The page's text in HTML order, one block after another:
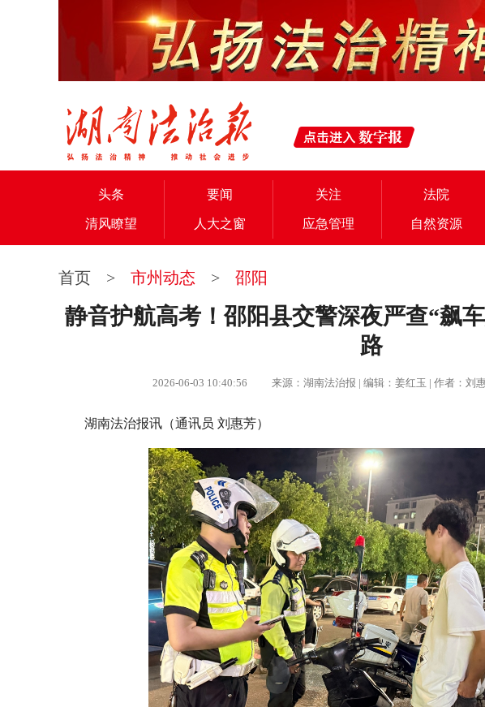
头条 要闻 关注 法院
清风瞭望 人大之窗 应急管理 自然资源
首页 > 市州动态 > 邵阳
静音护航高考！邵阳县交警深夜严查“飙
路
2026-06-03 10:40:56 来源：湖南法治报 | 编辑：姜红玉 | 作者：
湖南法治报讯（通讯员 刘惠芳）